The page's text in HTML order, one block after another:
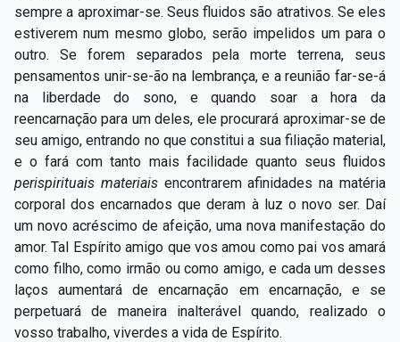
sempre a aproximar-se. Seus fluidos são atrativos. Se eles
estiverem num mesmo globo, serão impelidos um para o
outro. Se forem separados pela morte terrena, seus
pensamentos unir-se-ão na lembrança, e a reunião far-se-á
na liberdade do sono, e quando soar a hora da
reencarnação para um deles, ele procurará aproximar-se de
seu amigo, entrando no que constitui a sua filiação material,
e o fará com tanto mais facilidade quanto seus fluidos
perispirituais materiais encontrarem afinidades na matéria
corporal dos encarnados que deram à luz o novo ser. Daí
um novo acréscimo de afeição, uma nova manifestação do
amor. Tal Espírito amigo que vos amou como pai vos amará
como filho, como irmão ou como amigo, e cada um desses
laços aumentará de encarnação em encarnação, e se
perpetuará de maneira inalterável quando, realizado o
vosso trabalho, viverdes a vida de Espírito.